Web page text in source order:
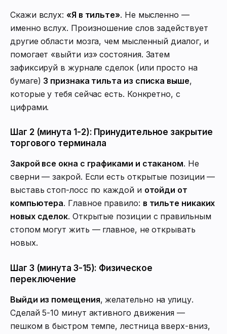
Скажи вслух: «Я в тильте». Не мысленно —
именно вслух. Произношение слов задействует
другие области мозга, чем мысленный диалог, и
помогает «выйти из» состояния. Затем
зафиксируй в журнале сделок (или просто на
бумаге) 3 признака тильта из списка выше,
которые у тебя сейчас есть. Конкретно, с
цифрами.
Шаг 2 (минута 1-2): Принудительное закрытие
торгового терминала
Закрой все окна с графиками и стаканом. Не
сверни — закрой. Если есть открытые позиции —
выставь стоп-лосс по каждой и отойди от
компьютера. Главное правило: в тильте никаких
новых сделок. Открытые позиции с правильным
стопом могут жить — главное, не открывать
новых.
Шаг 3 (минута 3-15): Физическое
переключение
Выйди из помещения, желательно на улицу.
Сделай 5-10 минут активного движения —
пешком в быстром темпе, лестница вверх-вниз,